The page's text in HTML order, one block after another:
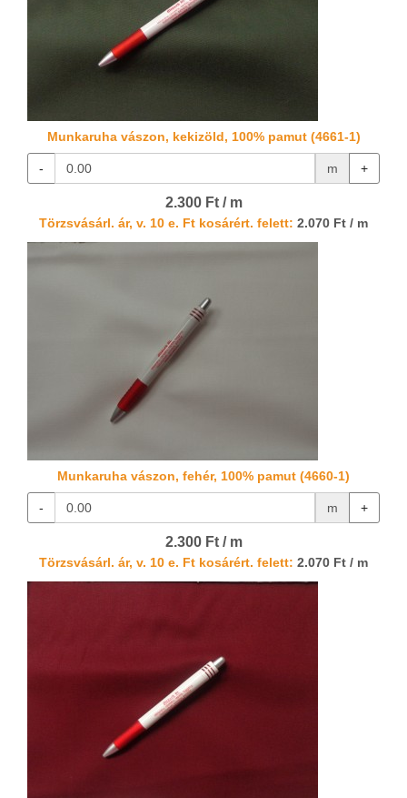
Munkaruha vászon, kekizöld, 100% pamut (4661-1)
- m +
2.300 Ft / m
Törzsvásárl. ár, v. 10 e. Ft kosárért. felett: 2.070 Ft / m
Munkaruha vászon, fehér, 100% pamut (4660-1)
- m +
2.300 Ft / m
Törzsvásárl. ár, v. 10 e. Ft kosárért. felett: 2.070 Ft / m